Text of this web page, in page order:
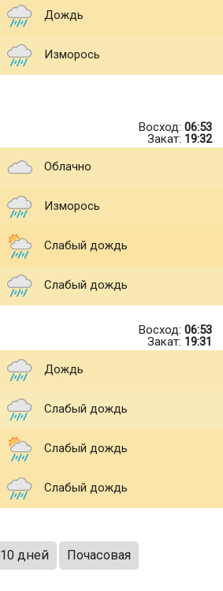
Дождь
Изморось
Восход: 06:53
Закат: 19:32
Облачно
Изморось
Слабый дождь
Слабый дождь
Восход: 06:53
Закат: 19:31
Дождь
Слабый дождь
Слабый дождь
Слабый дождь
10 дней Почасовая